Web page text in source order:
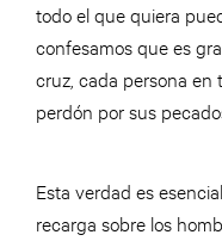
todo el que quiera
confesamos que es
cruz, cada persona
perdón por sus
Esta verdad es
recarga sobre los